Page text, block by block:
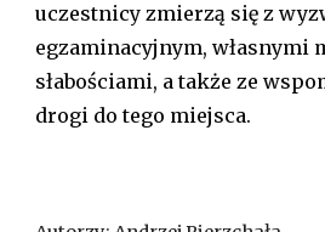
uczestnicy zmierzą się z
egzaminacyjnym, własnymi
słabościami, a także ze
drogi do tego miejsca.